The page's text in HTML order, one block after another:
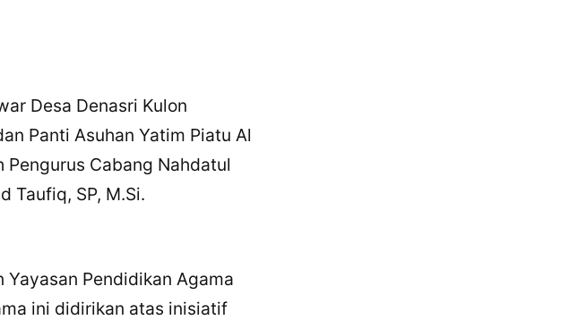
Desa Denasri Kulon
Panti Asuhan Yatim Piatu Al
Cabang Nahdatul
Taufiq, SP, M.Si.
Pendidikan Agama
ini didirikan atas inisiatif